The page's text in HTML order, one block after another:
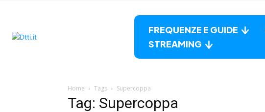
FREQUENZE E GUIDE
STREAMING
Home Tags Supercoppa
Tag: Supercoppa